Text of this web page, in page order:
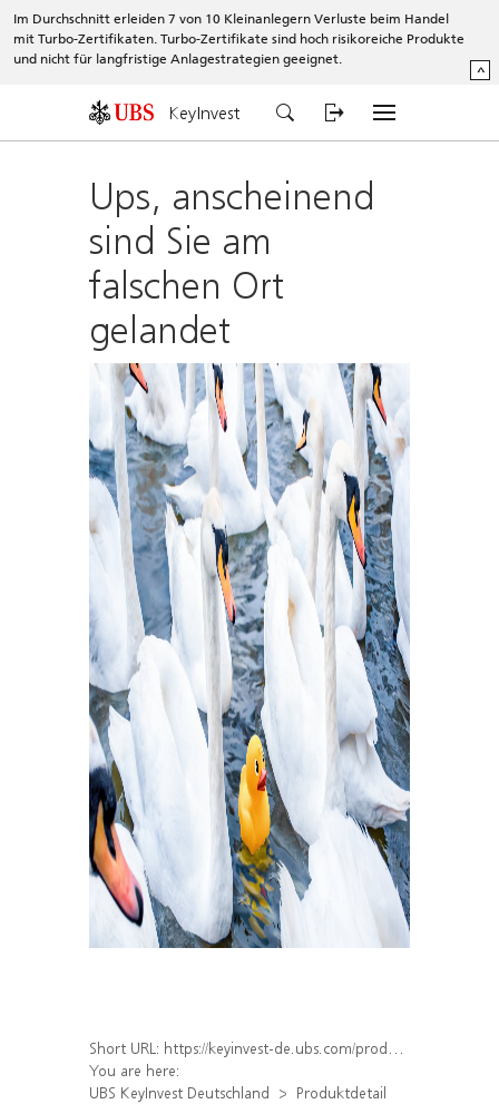
Im Durchschnitt erleiden 7 von 10 Kleinanlegern Verluste beim Handel
mit Turbo-Zertifikaten. Turbo-Zertifikate sind hoch risikoreiche Produkte
und nicht für langfristige Anlagestrategien geeignet.
^
KeyInvest
Ups, anscheinend
sind Sie am
falschen Ort
gelandet
Short URL: https://keyinvest-de.ubs.com/produkt/detail/index/isin/DE000WA2Z5F5
You are here:
UBS KeyInvest Deutschland
Produktdetail